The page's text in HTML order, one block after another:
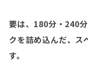
要は、180分・240
クを詰め込んだ、ス
す。